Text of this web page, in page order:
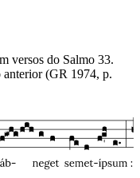
versos do Salmo 33.
(GR 1974, p.